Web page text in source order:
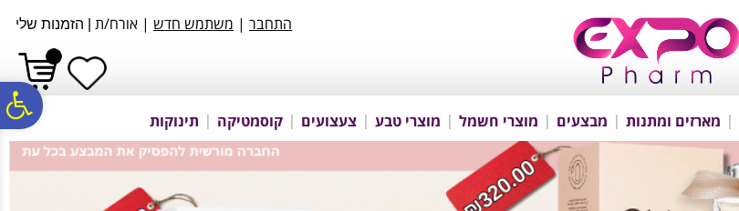
נגישות
אתר
המרכזי
התחבר | משתמש חדש | אורח/ת הזמנות שלי
מארזים ומתנות מבצעים מוצרי חשמל מוצרי טבע צעצועים קוסמטיקה תינוקות